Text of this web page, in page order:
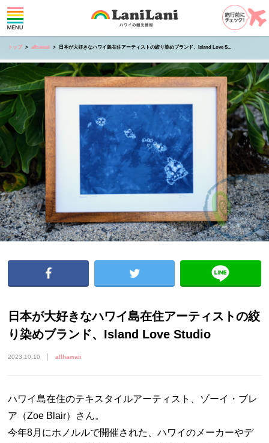
トップ allhawaii 日本が大好きなハワイ島在住アーティストの絞り染めブランド、Island Love S...
日本が大好きなハワイ島在住アーティストの絞
り染めブランド、Island Love Studio
2023.10.10 allhawaii
ハワイ島在住のテキスタイルアーティスト、ゾーイ・ブレ
ア（Zoe Blair）さん。
今年8月にホノルルで開催された、ハワイのメーカーやデ